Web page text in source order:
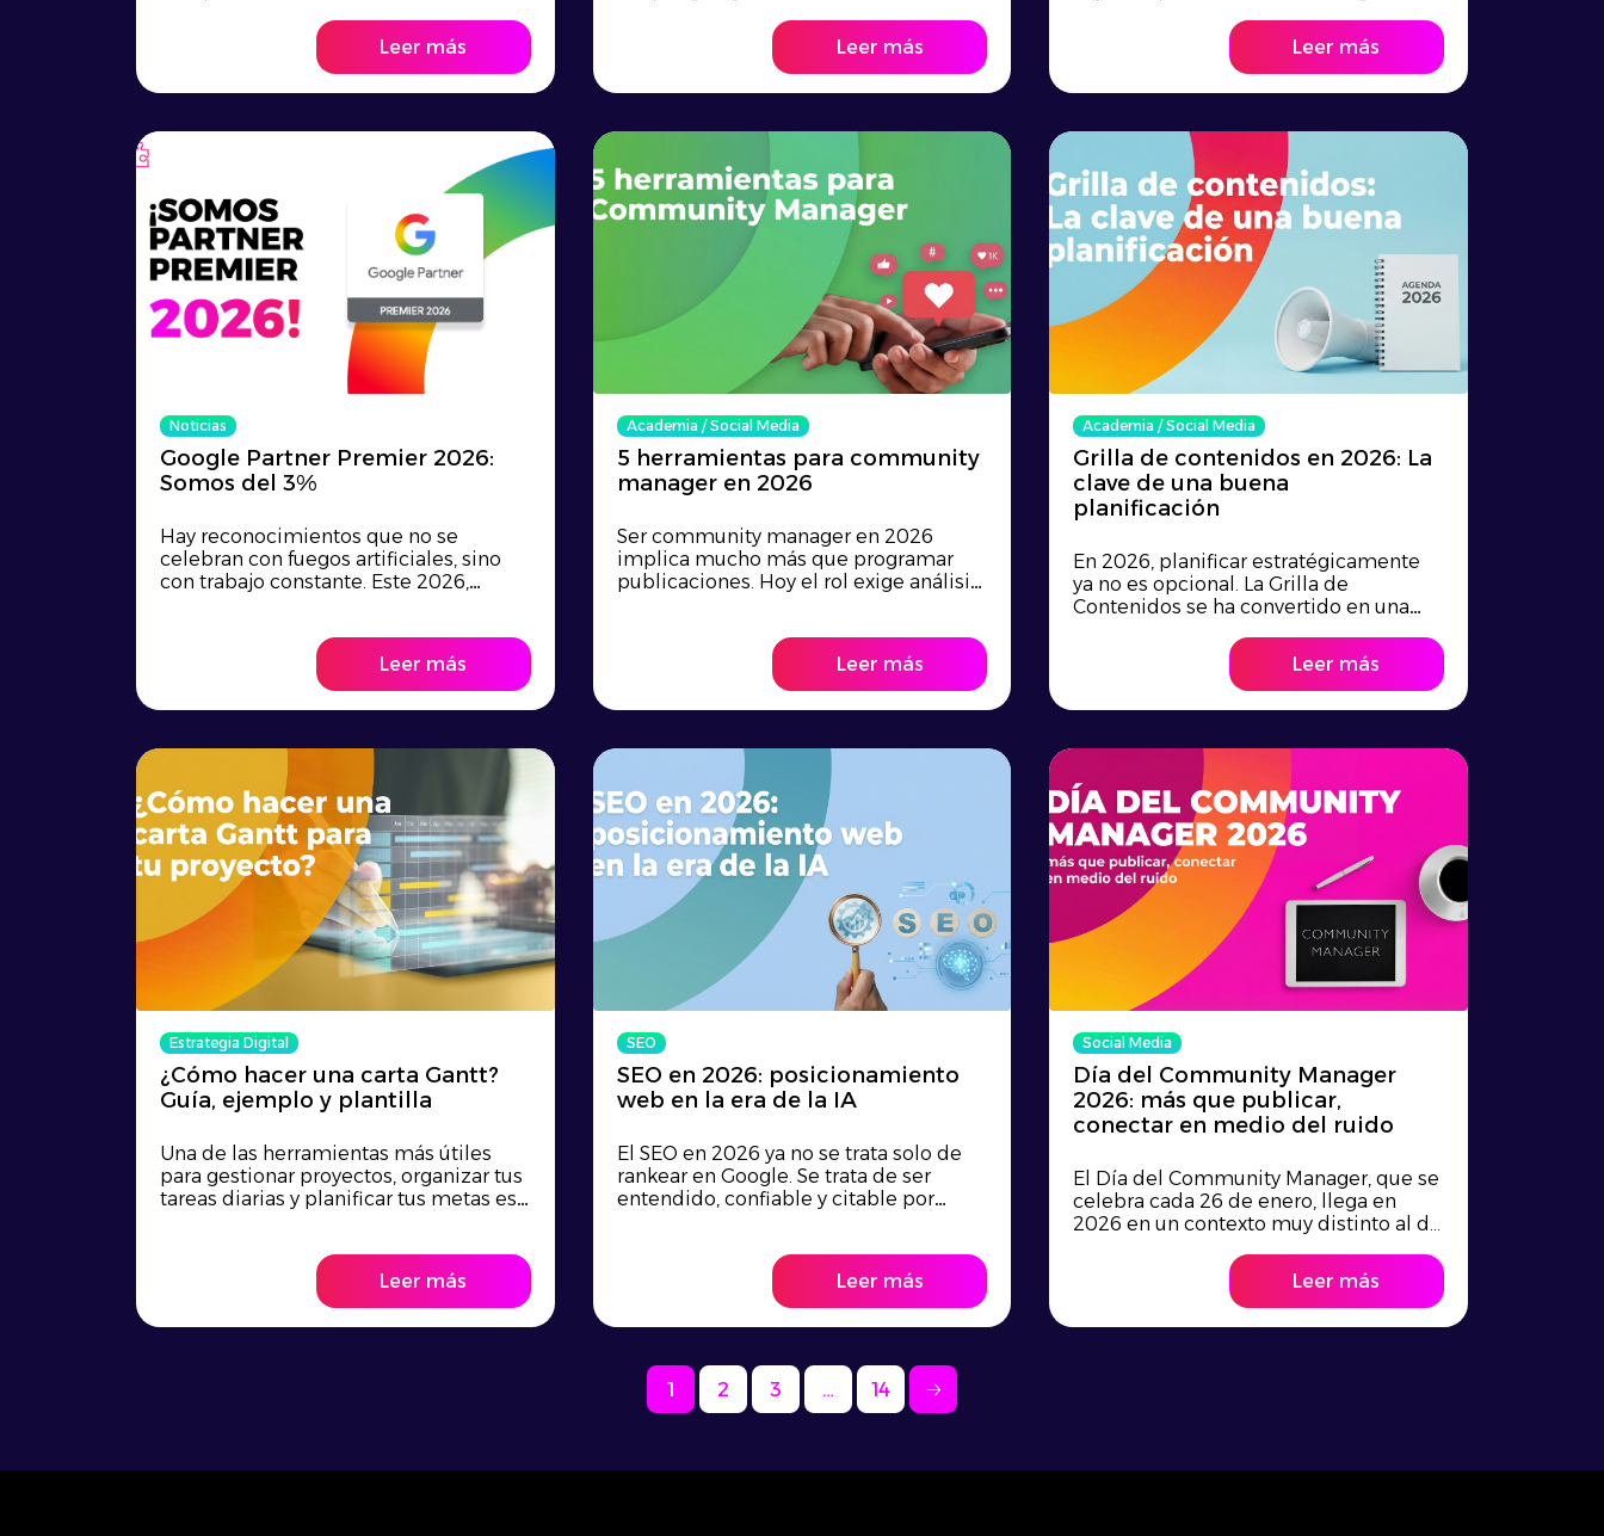
Leer más
Leer más
Leer más
Noticias
Google Partner Premier 2026:
Somos del 3%
Hay reconocimientos que no se
celebran con fuegos artificiales, sino
con trabajo constante. Este 2026,
Leer más
Academia/Social Media
5 herramientas para community
manager en 2026
Ser community manager en 2026
implica mucho más que programar
publicaciones. Hoy el rol exige análisis
Leer más
Academia/Social Media
Grilla de contenidos en 2026: La
clave de una buena
planificación
En 2026, planificar estratégicamente
ya no es opcional. La Grilla de
Contenidos se ha convertido en una
Leer más
Estrategia Digital
¿Cómo hacer una carta Gantt?
Guía, ejemplo y plantilla
Una de las herramientas más útiles
para gestionar proyectos, organizar tus
tareas diarias y planificar tus metas es
Leer más
SEO
SEO en 2026: posicionamiento
web en la era de la IA
El SEO en 2026 ya no se trata solo de
rankear en Google. Se trata de ser
entendido, confiable y citable por
Leer más
Social Media
Día del Community Manager
2026: más que publicar,
conectar en medio del ruido
El Día del Community Manager, que se
celebra cada 26 de enero, llega en
2026 en un contexto muy distinto al d...
Leer más
1 2 3 … 14 🡢